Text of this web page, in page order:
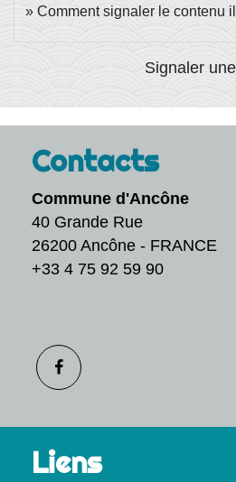
Comment signaler le contenu
Signaler
Contacts
Commune d'Ancône
40 Grande Rue
26200 Ancône - FRANCE
+33 4 75 92 59 90
Liens